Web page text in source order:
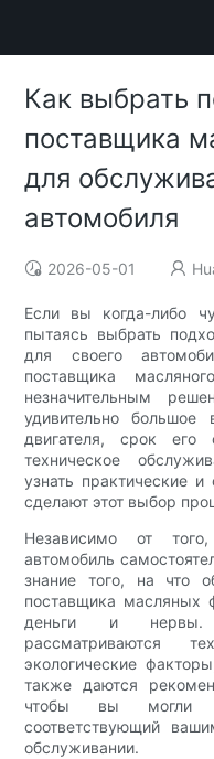
Как выбрать
поставщика
для
автомобиля
2026-05-01
Если вы когда-либо
пытаясь выбрать
для своего
поставщика
незначительным
удивительно большое
двигателя, срок
техническое
узнать практические
сделают этот выбор
Независимо от
автомобиль
знание того, на что
поставщика масляных
деньги и нервы.
рассматриваются
экологические
также даются
чтобы вы могли
соответствующий
обслуживании.